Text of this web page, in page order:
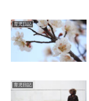
育児日記
育児日記